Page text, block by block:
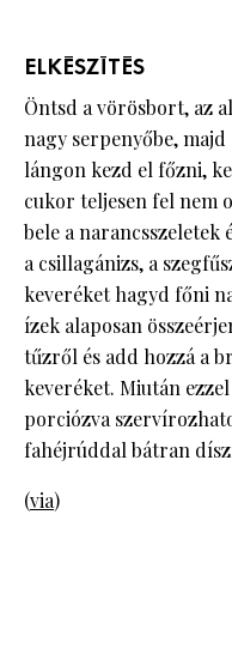
ELKÉSZÍTÉS
Öntsd a vörösbort, az
nagy serpenyőbe,
lángon kezd el főzni,
cukor teljesen fel nem
bele a narancsszeletek
a csillagánizs, a
keveréket hagyd főni
ízek alaposan
tűzről és add hozzá a
keveréket. Miután
porciózva
fahéjrúddal bátran
(via)